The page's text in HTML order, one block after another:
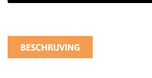
BESCHRIJVING